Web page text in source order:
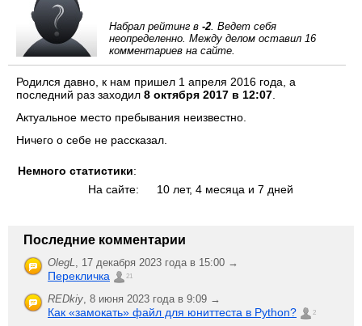
Набрал рейтинг в -2. Ведет себя
неопределенно. Между делом оставил 16
комментариев на сайте.
Родился давно, к нам пришел 1 апреля 2016 года, а
последний раз заходил 8 октября 2017 в 12:07
Актуальное место пребывания неизвестно.
Ничего о себе не рассказал.
Немного статистики:
На сайте:
10 лет, 4 месяца и 7 дней
Последние комментарии
OlegL, 17 декабря 2023 года в 15:00 →
Перекличка 21
REDkiy, 8 июня 2023 года в 9:09 →
Как «замокать» файл для юниттеста в Python? 2